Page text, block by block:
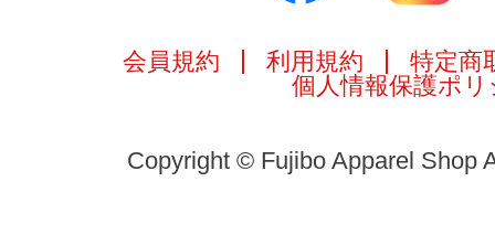
会員規約 利用規約
特定商
個人情報保護ポリ
Copyright © Fujibo Apparel Shop